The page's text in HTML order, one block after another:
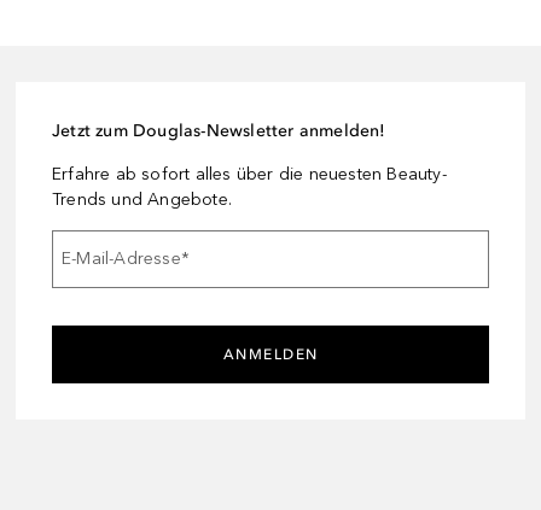
Jetzt zum Douglas-Newsletter anmelden!
Erfahre ab sofort alles über die neuesten Beauty-
Trends und Angebote.
E-Mail-Adresse*
ANMELDEN